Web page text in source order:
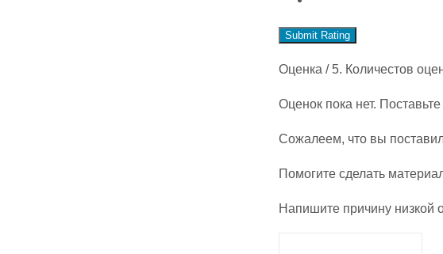
Submit Rating
Оценка / 5. Количестов
Оценок пока нет.
Сожалеем, что вы
Помогите сделать
Напишите причину низкой